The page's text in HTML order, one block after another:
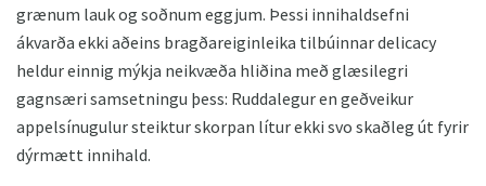
grænum lauk og soðnum eggjum. Þessi innihaldsefni
ákvarða ekki aðeins bragðareiginleika tilbúinnar delicacy
heldur einnig mýkja neikvæða hliðina með glæsilegri
gagnsæri samsetningu þess: Ruddalegur en geðveikur
appelsínugulur steiktur skorpan lítur ekki svo skaðleg út fyrir
dýrmætt innihald.